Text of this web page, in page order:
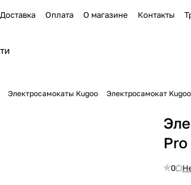
Доставка Оплата О магазине Контакты
Электросамокаты Kugoo Электросамокат
Pro
0